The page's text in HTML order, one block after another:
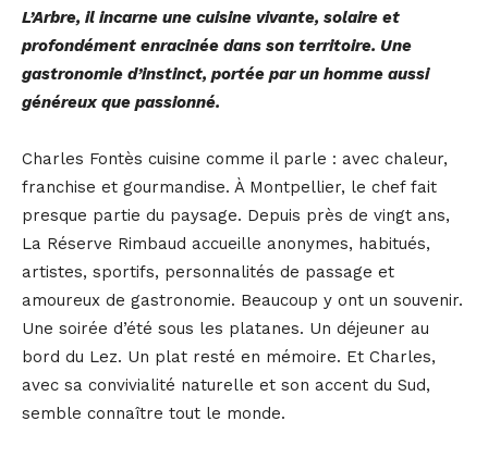
L’Arbre, il incarne une cuisine vivante, solaire et
profondément enracinée dans son territoire. Une
gastronomie d’instinct, portée par un homme aussi
généreux que passionné.
Charles Fontès cuisine comme il parle : avec chaleur,
franchise et gourmandise. À Montpellier, le chef fait
presque partie du paysage. Depuis près de vingt ans,
La Réserve Rimbaud accueille anonymes, habitués,
artistes, sportifs, personnalités de passage et
amoureux de gastronomie. Beaucoup y ont un souvenir.
Une soirée d’été sous les platanes. Un déjeuner au
bord du Lez. Un plat resté en mémoire. Et Charles,
avec sa convivialité naturelle et son accent du Sud,
semble connaître tout le monde.